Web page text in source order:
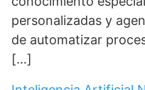
personalizadas y
de automatizar
[…]